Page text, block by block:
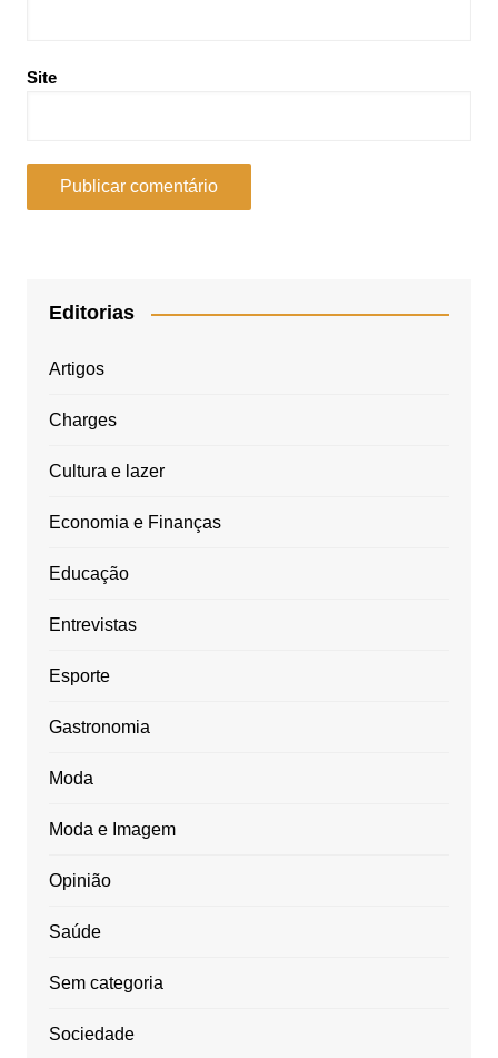
Site
Editorias
Artigos
Charges
Cultura e lazer
Economia e Finanças
Educação
Entrevistas
Esporte
Gastronomia
Moda
Moda e Imagem
Opinião
Saúde
Sem categoria
Sociedade